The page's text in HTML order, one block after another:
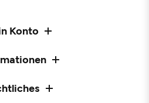
Konto